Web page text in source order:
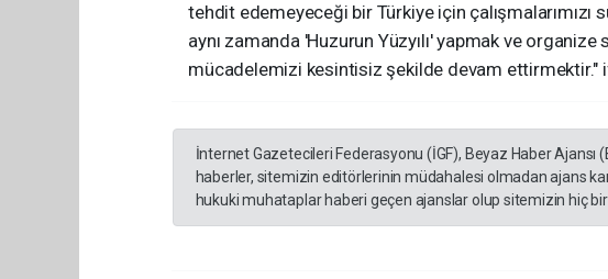
tehdit edemeyeceği bir Türkiye için çalışmalarımızı
aynı zamanda 'Huzurun Yüzyılı' yapmak ve
mücadelemizi kesintisiz şekilde devam ettirmektir."
İnternet Gazetecileri Federasyonu (İGF), Beyaz Haber
haberler, sitemizin editörlerinin müdahalesi olmadan ajans
hukuki muhataplar haberi geçen ajanslar olup sitemizin hiç